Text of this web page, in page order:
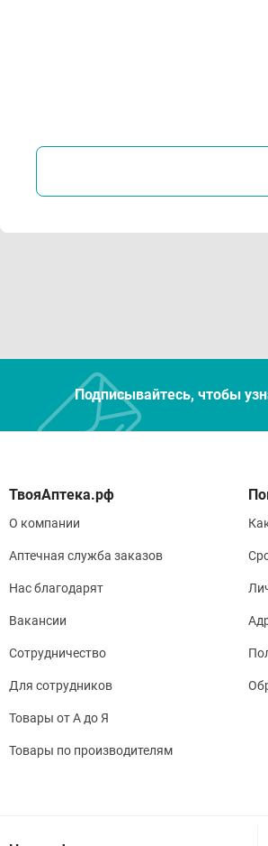
Подписывайтесь, чтобы
О компании
Аптечная служба заказов
Нас благодарят
Вакансии
Сотрудничество
Для сотрудников
Товары от А до Я
Товары по производителям